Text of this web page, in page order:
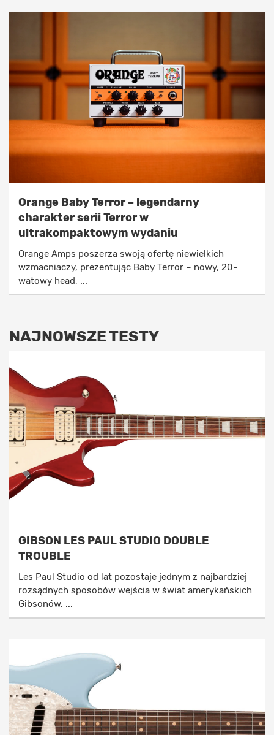
Orange Baby Terror – legendarny
charakter serii Terror w
ultrakompaktowym wydaniu
Orange Amps poszerza swoją ofertę niewielkich
wzmacniaczy, prezentując Baby Terror – nowy, 20-
watowy head, ...
NAJNOWSZE TESTY
GIBSON LES PAUL STUDIO DOUBLE
TROUBLE
Les Paul Studio od lat pozostaje jednym z najbardziej
rozsądnych sposobów wejścia w świat amerykańskich
Gibsonów. ...